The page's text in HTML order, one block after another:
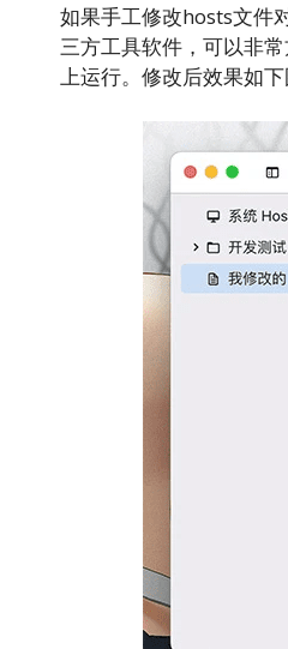
如果手工修改hosts文件
三方工具软件，可以非
上运行。修改后效果如下